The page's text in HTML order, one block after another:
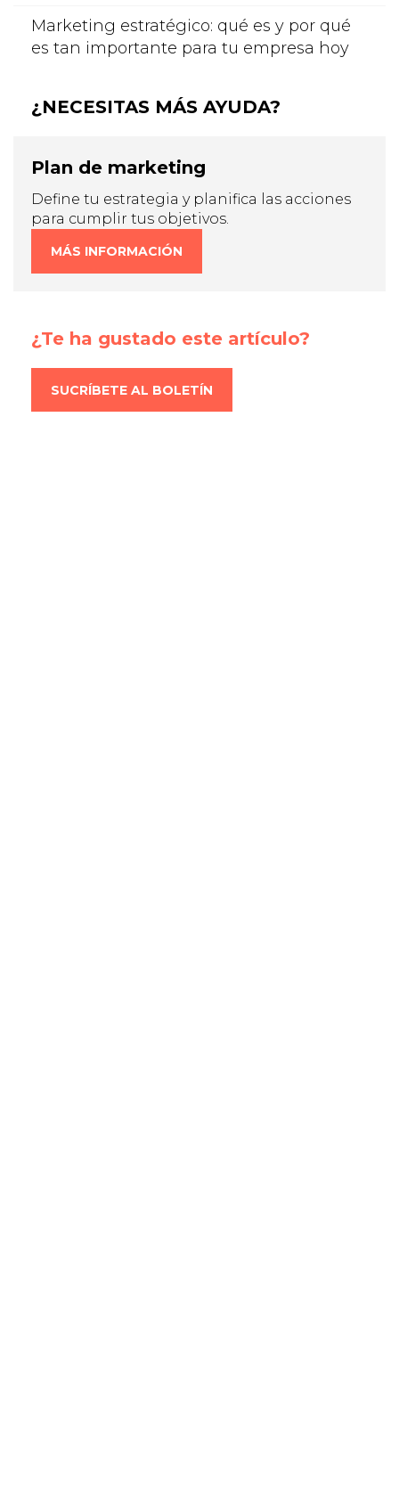
Marketing estratégico: qué es y por qué
es tan importante para tu empresa hoy
¿NECESITAS MÁS AYUDA?
Plan de marketing
Define tu estrategia y planifica las acciones
para cumplir tus objetivos.
MÁS INFORMACIÓN
¿Te ha gustado este artículo?
SUCRÍBETE AL BOLETÍN